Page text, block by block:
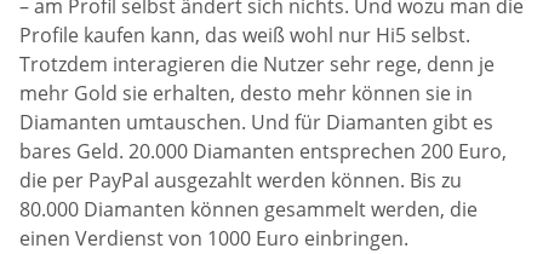
– am Profil selbst ändert sich nichts. Und wozu man die
Profile kaufen kann, das weiß wohl nur Hi5 selbst.
Trotzdem interagieren die Nutzer sehr rege, denn je
mehr Gold sie erhalten, desto mehr können sie in
Diamanten umtauschen. Und für Diamanten gibt es
bares Geld. 20.000 Diamanten entsprechen 200 Euro,
die per PayPal ausgezahlt werden können. Bis zu
80.000 Diamanten können gesammelt werden, die
einen Verdienst von 1000 Euro einbringen.